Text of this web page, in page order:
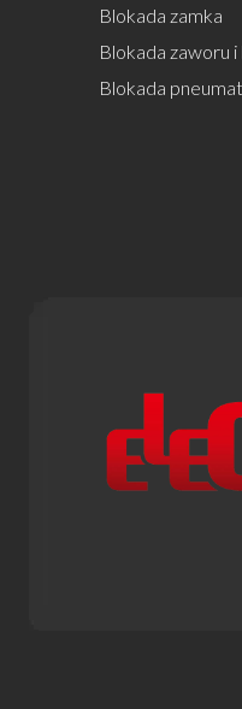
Blokada zamka
Blokada zaworu
Blokada